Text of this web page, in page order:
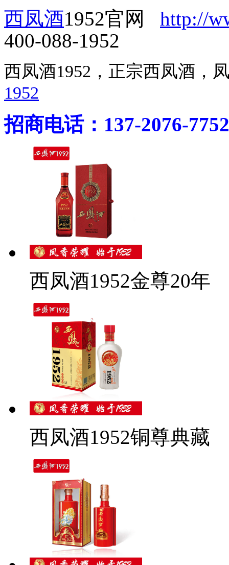
西凤酒1952官网 http://
400-088-1952
西凤酒1952，正宗西凤酒
1952
招商电话：137-2076-7752
西凤酒1952金尊20年
西凤酒1952铜尊典藏